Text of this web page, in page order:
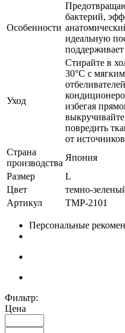
Особенности
бактерий,
идеальную
Уход
Стирайте в
30°C с
избегая
повредить
от
Страна
производства
Япония
Размер
L
Цвет
темно-
Артикул
TMP-2101
Персональные
Фильтр:
Цена